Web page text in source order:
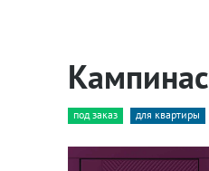
Кампинас
под заказ для квартиры